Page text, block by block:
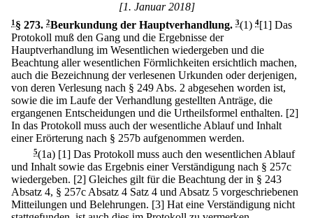
[1. Januar 2018]
1 § 273. 2Beurkundung der Hauptverhandlung. 3(1) 4[1] Das
Protokoll muß den Gang und die Ergebnisse der
Hauptverhandlung im Wesentlichen wiedergeben und die
Beachtung aller wesentlichen Förmlichkeiten ersichtlich machen,
auch die Bezeichnung der verlesenen Urkunden oder derjenigen,
von deren Verlesung nach § 249 Abs. 2 abgesehen worden ist,
sowie die im Laufe der Verhandlung gestellten Anträge, die
ergangenen Entscheidungen und die Urtheilsformel enthalten. [2]
In das Protokoll muss auch der wesentliche Ablauf und Inhalt
einer Erörterung nach § 257b aufgenommen werden.
5(1a) [1] Das Protokoll muss auch den wesentlichen Ablauf
und Inhalt sowie das Ergebnis einer Verständigung nach § 257c
wiedergeben. [2] Gleiches gilt für die Beachtung der in § 243
Absatz 4, § 257c Absatz 4 Satz 4 und Absatz 5 vorgeschriebenen
Mitteilungen und Belehrungen. [3] Hat eine Verständigung nicht